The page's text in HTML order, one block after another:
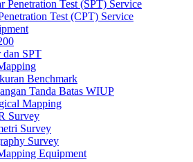
Penetration Test (SPT) Service
Test (CPT) Service
dan SPT
Benchmark
Tanda Batas WIUP
Mapping
Survey
Survey
Survey
Equipment